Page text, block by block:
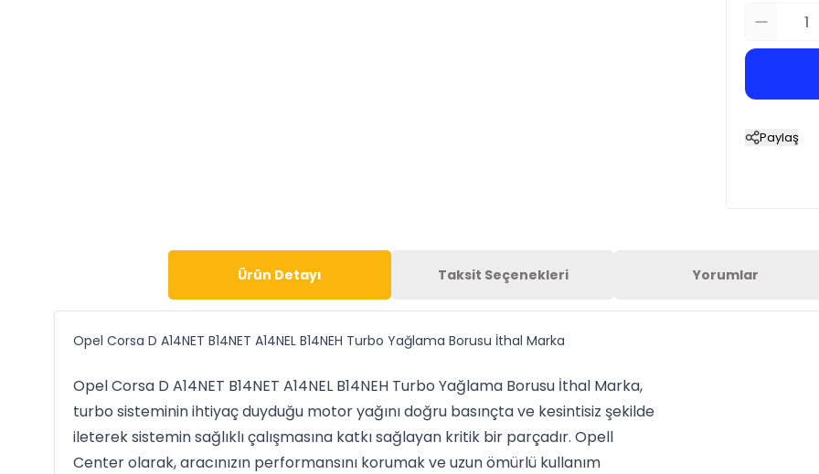
Paylaş
Ürün Detayı Taksit Seçenekleri Yorumlar
Opel Corsa D A14NET B14NET A14NEL B14NEH Turbo Yağlama Borusu İthal Marka
Opel Corsa D A14NET B14NET A14NEL B14NEH Turbo Yağlama Borusu İthal Marka,
turbo sisteminin ihtiyaç duyduğu motor yağını doğru basınçta ve kesintisiz şekilde
ileterek sistemin sağlıklı çalışmasına katkı sağlayan kritik bir parçadır. Opell
Center olarak, aracınızın performansını korumak ve uzun ömürlü kullanım